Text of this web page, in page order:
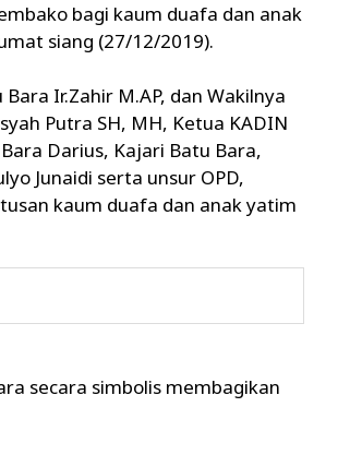
bagi kaum duafa dan anak
siang (27/12/2019).
Ir.Zahir M.AP, dan Wakilnya
Putra SH, MH, Ketua KADIN
Darius, Kajari Batu Bara,
Junaidi serta unsur OPD,
kaum duafa dan anak yatim
secara simbolis membagikan